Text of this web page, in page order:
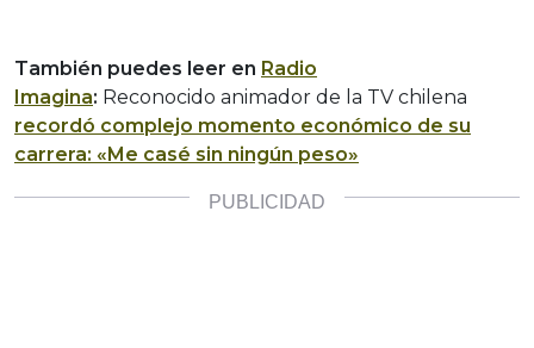
También puedes leer en Radio
Imagina: Reconocido animador de la TV chilena
recordó complejo momento económico de su
carrera: «Me casé sin ningún peso»